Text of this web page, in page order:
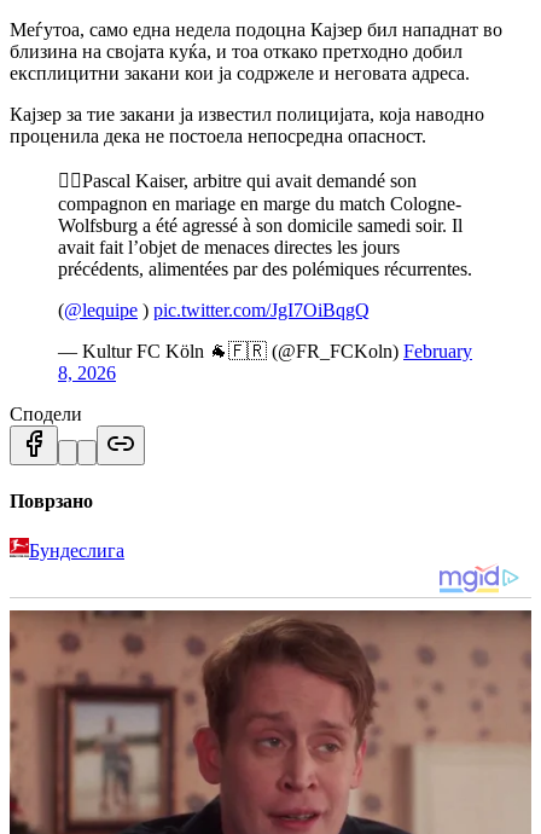
Меѓутоа, само една недела подоцна Кајзер бил нападнат во
близина на својата куќа, и тоа откако претходно добил
експлицитни закани кои ја содржеле и неговата адреса.
Кајзер за тие закани ја известил полицијата, која наводно
проценила дека не постоела непосредна опасност.
🤦‍♂️Pascal Kaiser, arbitre qui avait demandé son
compagnon en mariage en marge du match Cologne-
Wolfsburg a été agressé à son domicile samedi soir. Il
avait fait l’objet de menaces directes les jours
précédents, alimentées par des polémiques récurrentes.
(@lequipe ) pic.twitter.com/JgI7OiBqgQ
— Kultur FC Köln 🐐🇫🇷 (@FR_FCKoln) February
8, 2026
Сподели
Поврзано
Бундеслига